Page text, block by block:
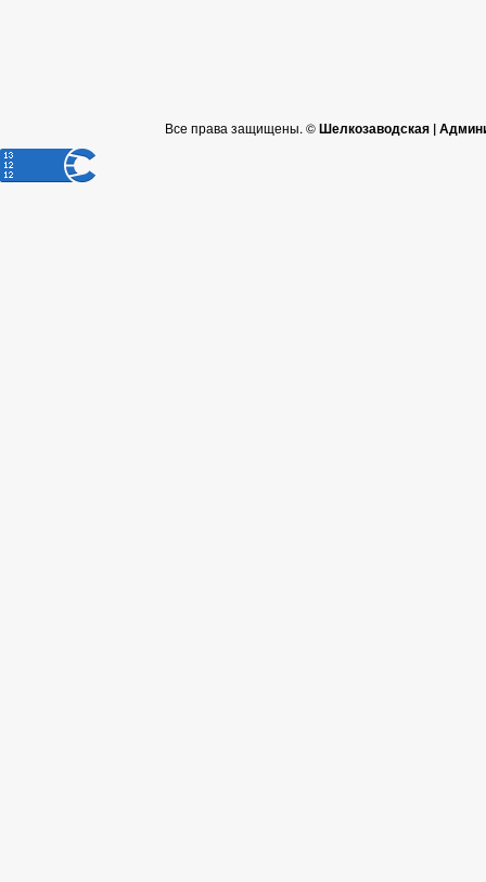
Все права защищены. ©Шелкозаводская |